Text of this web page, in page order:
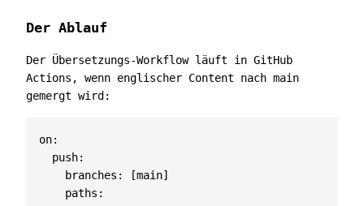
Der Ablauf
Der Übersetzungs-Workflow läuft in GitHub
Actions, wenn englischer Content nach main
gemergt wird:
on:
push:
branches : [main]
paths :